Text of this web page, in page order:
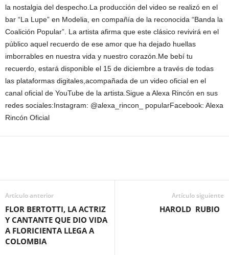
la nostalgia del despecho.La producción del video se realizó en el
bar “La Lupe” en Modelia, en compañía de la reconocida “Banda la
Coalición Popular”. La artista afirma que este clásico revivirá en el
público aquel recuerdo de ese amor que ha dejado huellas
imborrables en nuestra vida y nuestro corazón.Me bebí tu
recuerdo, estará disponible el 15 de diciembre a través de todas
las plataformas digitales,acompañada de un video oficial en el
canal oficial de YouTube de la artista.Sigue a Alexa Rincón en sus
redes sociales:Instagram: @alexa_rincon_ popularFacebook: Alexa
Rincón Oficial
Artículo anterior
FLOR BERTOTTI, LA ACTRIZ
Y CANTANTE QUE DIO VIDA
A FLORICIENTA LLEGA A
COLOMBIA
Artículo siguiente
HAROLD RUBIO